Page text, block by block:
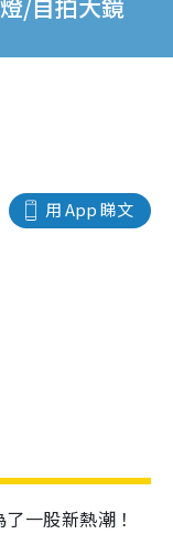
/自拍大鏡
用 App 睇文
一股新熱潮！